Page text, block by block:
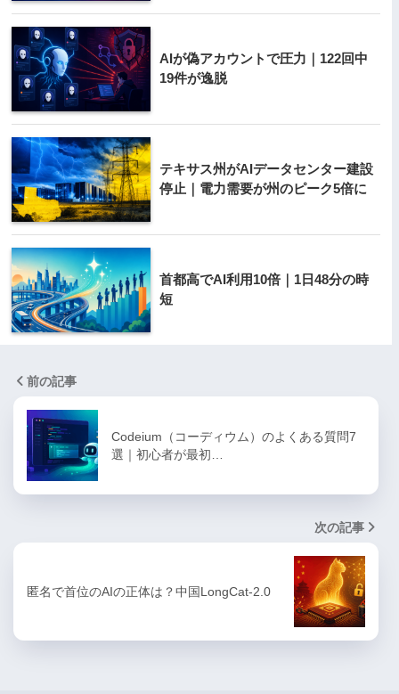
AIが偽アカウントで圧力｜122回中
19件が逸脱
テキサス州がAIデータセンター建設
停止｜電力需要が州のピーク5倍に
首都高でAI利用10倍｜1日48分の時
短
前の記事
Codeium（コーディウム）のよくある質問7
選｜初心者が最初…
次の記事
匿名で首位のAIの正体は？中国LongCat-2.0